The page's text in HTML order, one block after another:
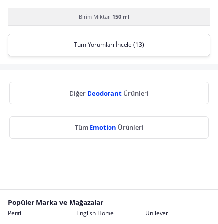
Birim Miktarı 150 ml
Tüm Yorumları İncele (13)
Diğer Deodorant Ürünleri
Tüm Emotion Ürünleri
Popüler Marka ve Mağazalar
Penti English Home
Unilever